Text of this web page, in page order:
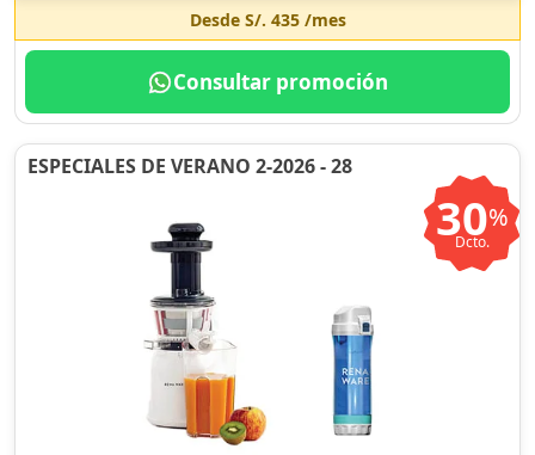
Desde S/. 435/mes
Consultar promoción
ESPECIALES DE VERANO 2-2026 - 28
30%
Dcto.